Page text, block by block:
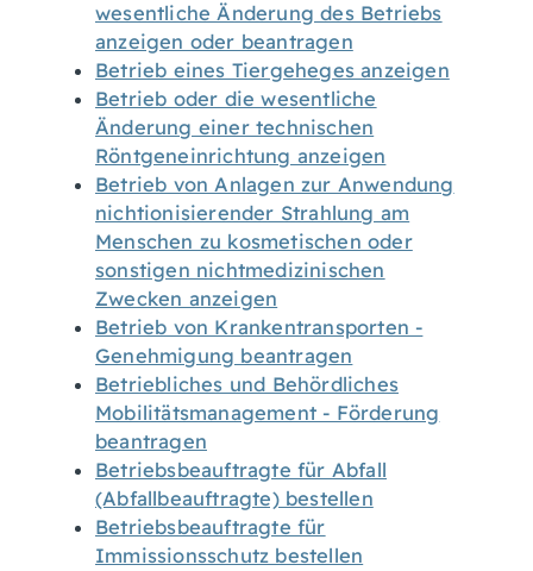
wesentliche Änderung des Betriebs
anzeigen oder beantragen
Betrieb eines Tiergeheges anzeigen
Betrieb oder die wesentliche
Änderung einer technischen
Röntgeneinrichtung anzeigen
Betrieb von Anlagen zur Anwendung
nichtionisierender Strahlung am
Menschen zu kosmetischen oder
sonstigen nichtmedizinischen
Zwecken anzeigen
Betrieb von Krankentransporten -
Genehmigung beantragen
Betriebliches und Behördliches
Mobilitätsmanagement - Förderung
beantragen
Betriebsbeauftragte für Abfall
(Abfallbeauftragte) bestellen
Betriebsbeauftragte für
Immissionsschutz bestellen